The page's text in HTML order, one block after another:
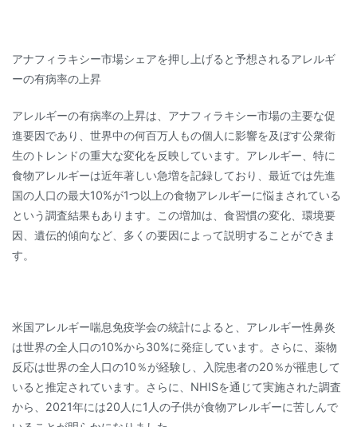
アナフィラキシー市場シェアを押し上げると予想されるアレルギ
ーの有病率の上昇
アレルギーの有病率の上昇は、アナフィラキシー市場の主要な促
進要因であり、世界中の何百万人もの個人に影響を及ぼす公衆衛
生のトレンドの重大な変化を反映しています。アレルギー、特に
食物アレルギーは近年著しい急増を記録しており、最近では先進
国の人口の最大10%が1つ以上の食物アレルギーに悩まされている
という調査結果もあります。この増加は、食習慣の変化、環境要
因、遺伝的傾向など、多くの要因によって説明することができま
す。
米国アレルギー喘息免疫学会の統計によると、アレルギー性鼻炎
は世界の全人口の10%から30%に発症しています。さらに、薬物
反応は世界の全人口の10％が経験し、入院患者の20％が罹患して
いると推定されています。さらに、NHISを通じて実施された調査
から、2021年には20人に1人の子供が食物アレルギーに苦しんで